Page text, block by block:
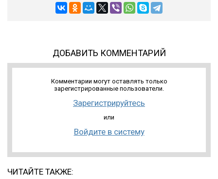
ДОБАВИТЬ КОММЕНТАРИЙ
Комментарии могут оставлять только
зарегистрированные пользователи.
Зарегистрируйтесь
или
Войдите в систему
ЧИТАЙТЕ ТАКЖЕ: